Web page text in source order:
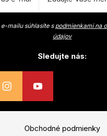
mailu súhlasíte s podmienkami na
údajov
Sledujte nás:
Obchodné podmienky